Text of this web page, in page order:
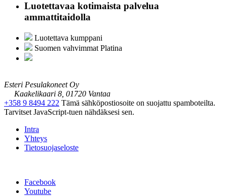
Luotettavaa kotimaista palvelua
ammattitaidolla
Luotettava kumppani
Suomen vahvimmat Platina
Esteri Pesulakoneet Oy
Kaakelikaari 8, 01720 Vantaa
+358 9 8494 222 Tämä sähköpostiosoite on suojattu spamboteilta.
Tarvitset JavaScript-tuen nähdäksesi sen.
Intra
Yhteys
Tietosuojaseloste
Facebook
Youtube